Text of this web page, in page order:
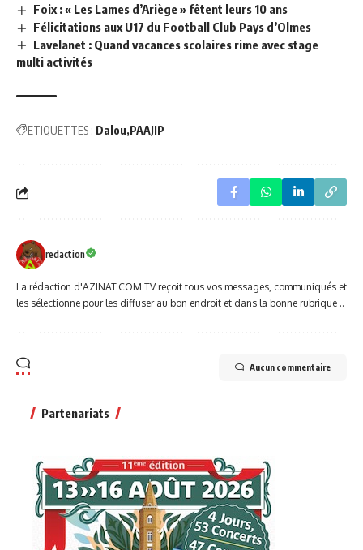
Foix : « Les Lames d’Ariège » fêtent leurs 10 ans
Félicitations aux U17 du Football Club Pays d’Olmes
Lavelanet : Quand vacances scolaires rime avec stage
multi activités
ETIQUETTES : Dalou PAAJIP
redaction
La rédaction d'AZINAT.COM TV reçoit tous vos messages, communiqués et
les sélectionne pour les diffuser au bon endroit et dans la bonne rubrique ..
Aucun commentaire
Partenariats